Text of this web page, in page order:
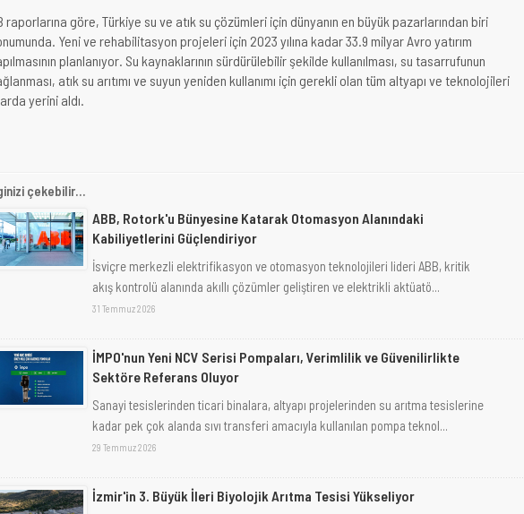
raporlarına göre, Türkiye su ve atık su çözümleri için dünyanın en büyük pazarlarından biri
Yeni ve rehabilitasyon projeleri için 2023 yılına kadar 33.9 milyar Avro yatırım
planlanıyor. Su kaynaklarının sürdürülebilir şekilde kullanılması, su tasarrufunun
atık su arıtımı ve suyun yeniden kullanımı için gerekli olan tüm altyapı ve teknolojileri
yerini aldı.
çekebilir...
ABB, Rotork'u Bünyesine Katarak Otomasyon Alanındaki
Kabiliyetlerini Güçlendiriyor
İsviçre merkezli elektrifikasyon ve otomasyon teknolojileri lideri ABB, kritik
akış kontrolü alanında akıllı çözümler geliştiren ve elektrikli aktüatö...
31 Temmuz 2026
İMPO'nun Yeni NCV Serisi Pompaları, Verimlilik ve Güvenilirlikte
Sektöre Referans Oluyor
Sanayi tesislerinden ticari binalara, altyapı projelerinden su arıtma tesislerine
kadar pek çok alanda sıvı transferi amacıyla kullanılan pompa teknol...
29 Temmuz 2026
İzmir'in 3. Büyük İleri Biyolojik Arıtma Tesisi Yükseliyor